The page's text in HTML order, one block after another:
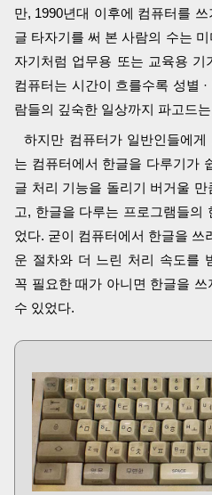
만, 1990년대 이후에 컴퓨터를
글 타자기를 써 본 사람의 수는
자기처럼 업무용 또는 교육용 기
컴퓨터는 시간이 흐를수록 성별
람들의 깊숙한 일상까지 파고드
하지만 컴퓨터가 일반인들에게
는 컴퓨터에서 한글을 다루기가
글 처리 기능을 돌리기 버거울
고, 한글을 다루는 프로그램들의
었다. 굳이 컴퓨터에서 한글을 쓰
운 절차와 더 느린 처리 속도를
꼭 필요한 때가 아니면 한글을
수 있었다.